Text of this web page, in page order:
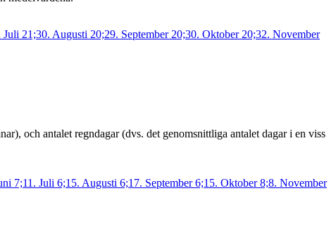
och antalet regndagar (dvs. det genomsnittliga antalet dagar i en viss